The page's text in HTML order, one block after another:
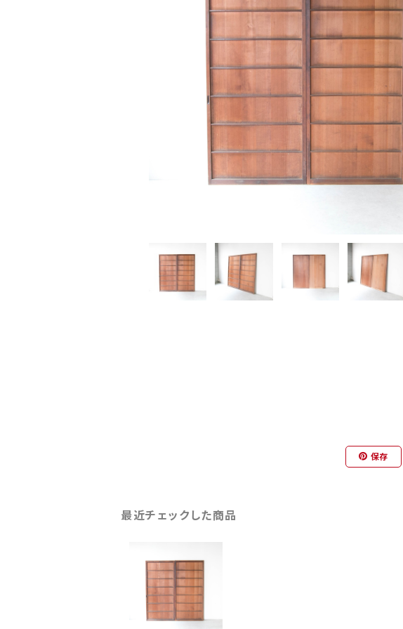
保存
最近チェックした商品